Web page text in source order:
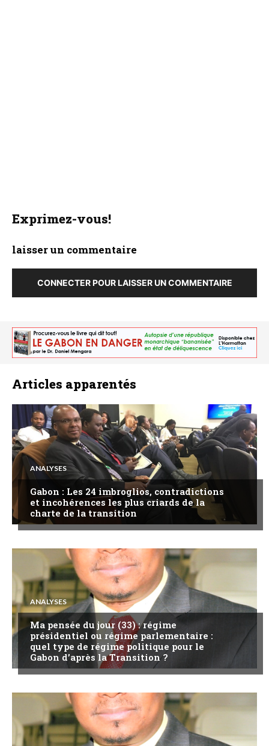
Exprimez-vous!
laisser un commentaire
CONNECTER POUR LAISSER UN COMMENTAIRE
Articles apparentés
ANALYSES
Gabon : Les 24 imbroglios, contradictions
et incohérences les plus criards de la
charte de la transition
ANALYSES
Ma pensée du jour (33) : régime
présidentiel ou régime parlementaire :
quel type de régime politique pour le
Gabon d’après la Transition ?